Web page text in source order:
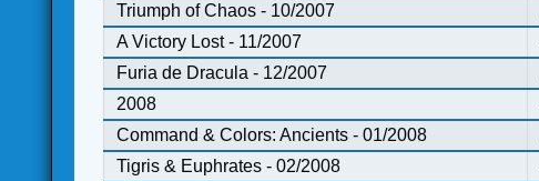
Triumph of Chaos - 10/2007
A Victory Lost - 11/2007
Furia de Dracula - 12/2007
2008
Command & Colors: Ancients - 01/2008
Tigris & Euphrates - 02/2008